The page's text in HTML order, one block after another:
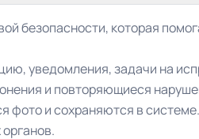
безопасности, которая
уведомления, задачи на
и повторяющиеся
и сохраняются в